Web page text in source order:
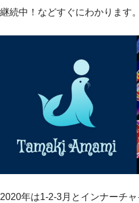
継続中！などすぐにわかります。
2020年は1-2-3月とインナーチ